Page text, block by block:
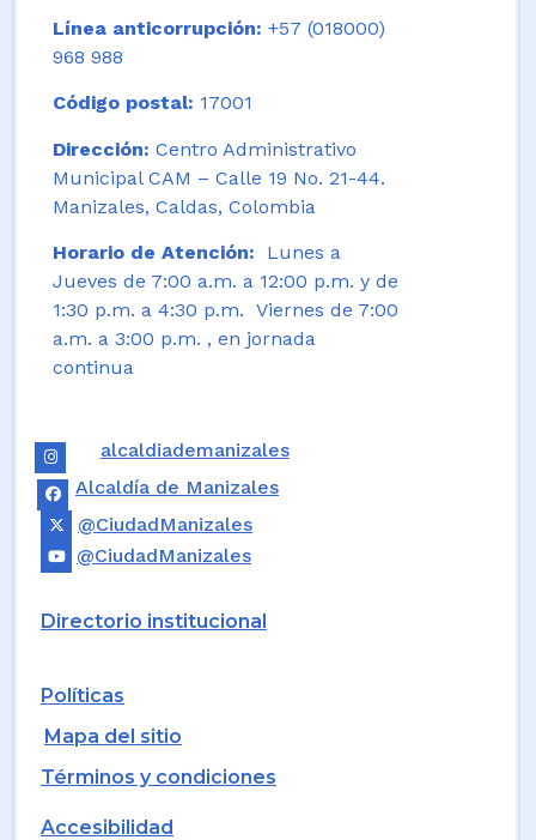
Línea anticorrupción: +57 (018000)
968 988
Código postal: 17001
Dirección: Centro Administrativo
Municipal CAM – Calle 19 No. 21-44.
Manizales, Caldas, Colombia
Horario de Atención: Lunes a
Jueves de 7:00 a.m. a 12:00 p.m. y de
1:30 p.m. a 4:30 p.m. Viernes de 7:00
a.m. a 3:00 p.m. , en jornada
continua
alcaldiademanizales
Alcaldía de Manizales
@CiudadManizales
@CiudadManizales
Directorio institucional
Políticas
Mapa del sitio
Términos y condiciones
Accesibilidad